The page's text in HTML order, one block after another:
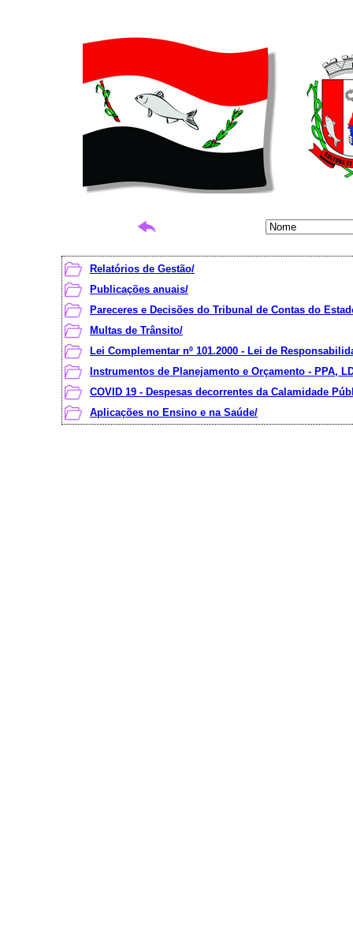
Relatórios de Gestão/
Publicações anuais/
Pareceres e Decisões do Tribunal de Contas do
Multas de Trânsito/
Lei Complementar nº 101.2000 - Lei de
Instrumentos de Planejamento e Orçamento - PPA,
COVID 19 - Despesas decorrentes da Calamidade
Aplicações no Ensino e na Saúde/